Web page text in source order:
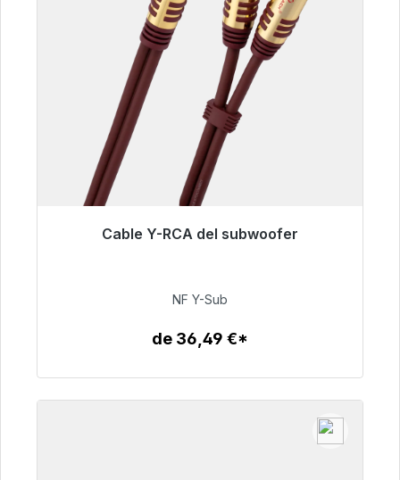
Cable Y-RCA del subwoofer
Listo para envío inmediato, plazo de entrega
50,99 €
NF Y-Sub
de 36,49 €*